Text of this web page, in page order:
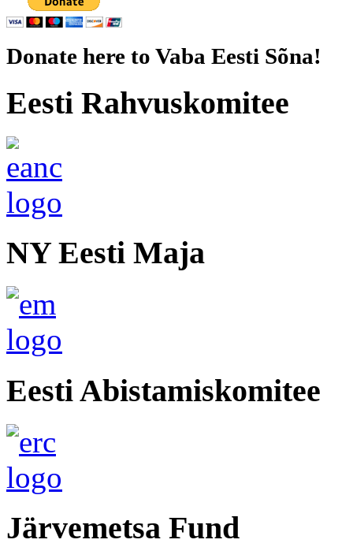
Donate here to Vaba Eesti Sõna!
Eesti Rahvuskomitee
NY Eesti Maja
Eesti Abistamiskomitee
Järvemetsa Fund